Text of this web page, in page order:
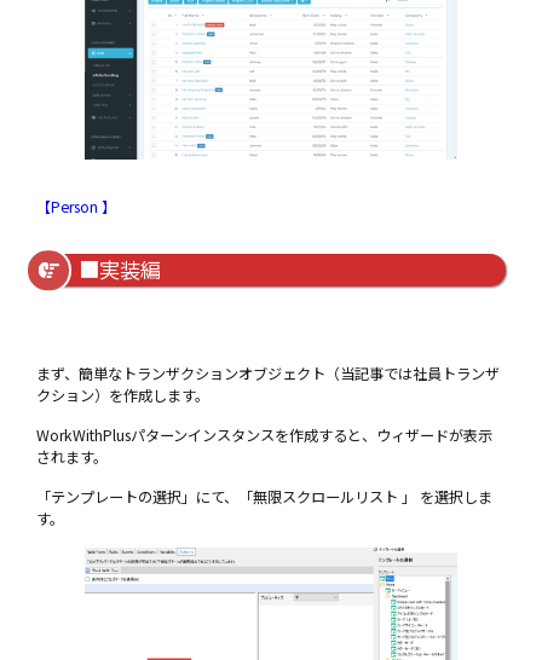
【Person 】
■実装編
まず、簡単なトランザクションオブジェクト（当記事では社員トランザ
クション）を作成します。
WorkWithPlusパターンインスタンスを作成すると、ウィザードが表示
されます。
「テンプレートの選択」にて、「無限スクロールリスト 」 を選択しま
す。